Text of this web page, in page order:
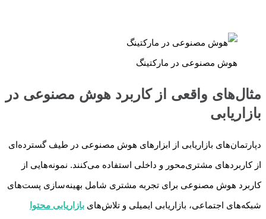
هوش مصنوعی در مارکتینگ
مثال‌های واقعی از کاربرد هوش مصنوعی در
بازاریابی
دپارتمان‌های بازاریابی از ابزارهای هوش مصنوعی در طیف گسترده‌ای
از کاربردهای مشتری‌محور و داخلی استفاده می‌کنند. نمونه‌هایی از
کاربرد هوش مصنوعی برای تجربه مشتری شامل بهینه‌سازی پست‌های
شبکه‌های اجتماعی، بازاریابی ایمیلی و تلاش‌های بازاریابی محتوا